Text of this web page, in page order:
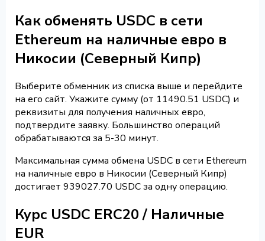
Как обменять USDC в сети
Ethereum на наличные евро в
Никосии (Северный Кипр)
Выберите обменник из списка выше и перейдите
на его сайт. Укажите сумму (от 11490.51 USDC) и
реквизиты для получения наличных евро,
подтвердите заявку. Большинство операций
обрабатываются за 5-30 минут.
Максимальная сумма обмена USDC в сети Ethereum
на наличные евро в Никосии (Северный Кипр)
достигает 939027.70 USDC за одну операцию.
Курс USDC ERC20 / Наличные
EUR